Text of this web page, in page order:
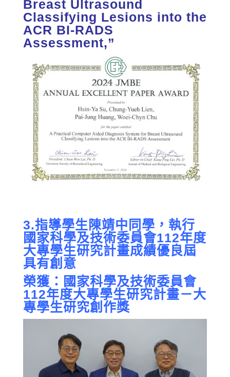
Breast Ultrasound
Classifying Lesions into the
ACR BI-RADS
Assessment,”
3.指導學生陳靖中同學，執行
國家科學及技術委員會112年度
大專學生研究計畫成績優良屆
具有創意
榮獲：國家科學及技術委員會
112年度大專學生研究計畫－大
專學生研究創作獎